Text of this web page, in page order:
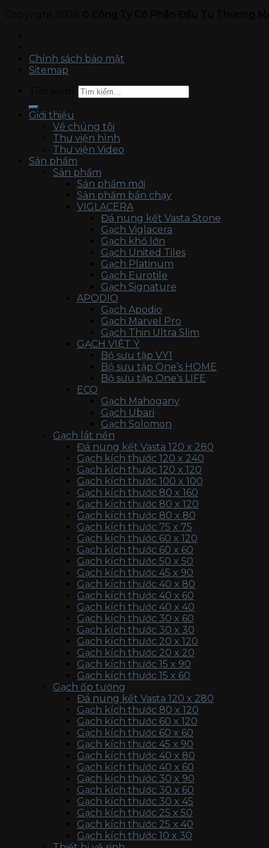
Chính sách bảo mật
Sitemap
Giới thiệu
Về chúng tôi
Thư viện hình
Thư viện Video
Sản phẩm
Sản phẩm
Sản phẩm mới
Sản phẩm bán chạy
VIGLACERA
Đá nung kết Vasta Stone
Gạch Viglacera
Gạch khổ lớn
Gạch United Tiles
Gạch Platinum
Gạch Eurotile
Gạch Signature
APODIO
Gạch Apodio
Gạch Marvel Pro
Gạch Thin Ultra Slim
GẠCH VIỆT Ý
Bộ sưu tập VY1
Bộ sưu tập One’s HOME
Bộ sưu tập One’s LIFE
ECO
Gạch Mahogany
Gạch Ubari
Gạch Solomon
Gạch lát nền
Đá nung kết Vasta 120 x 280
Gạch kích thước 120 x 240
Gạch kích thước 120 x 120
Gạch kích thước 100 x 100
Gạch kích thước 80 x 160
Gạch kích thước 80 x 120
Gạch kích thước 80 x 80
Gạch kích thước 75 x 75
Gạch kích thước 60 x 120
Gạch kích thước 60 x 60
Gạch kích thước 50 x 50
Gạch kích thước 45 x 90
Gạch kích thước 40 x 80
Gạch kích thước 40 x 60
Gạch kích thước 40 x 40
Gạch kích thước 30 x 60
Gạch kích thước 30 x 30
Gạch kích thước 20 x 120
Gạch kích thước 20 x 20
Gạch kích thước 15 x 90
Gạch kích thước 15 x 60
Gạch ốp tường
Đá nung kết Vasta 120 x 280
Gạch kích thước 80 x 120
Gạch kích thước 60 x 120
Gạch kích thước 60 x 60
Gạch kích thước 45 x 90
Gạch kích thước 40 x 80
Gạch kích thước 40 x 60
Gạch kích thước 30 x 90
Gạch kích thước 30 x 60
Gạch kích thước 30 x 45
Gạch kích thước 25 x 50
Gạch kích thước 25 x 40
Gạch kích thước 10 x 30